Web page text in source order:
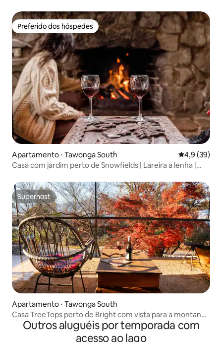
Preferido dos hóspedes
Preferido dos hóspedes
Apartamento ⋅ Tawonga South 4,9 de uma
4,9 (39)
Casa com jardim perto de Snowfields | Lareira a lenha |
Superhost
Superhost
Apartamento ⋅ Tawonga South
Casa TreeTops perto de Bright com vista para a montanha
e piscina
Outros aluguéis por temporada com
acesso ao lago